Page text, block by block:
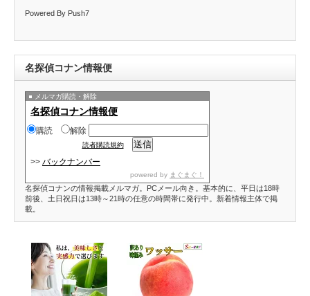
Powered By Push7
名探偵コナン情報便
メルマガ購読・解除
名探偵コナン情報便
購読 解除
読者購読規約
>> バックナンバー
powered by まぐまぐ！
名探偵コナンの情報掲載メルマガ。PCメール向き。基本的に、平日は18時
前後、土日祝日は13時～21時の任意の時間帯に発行中。新着情報主体で掲
載。